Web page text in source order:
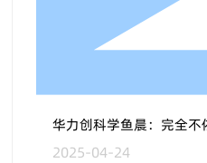
华力创科学鱼晨：完全不
2025-04-24